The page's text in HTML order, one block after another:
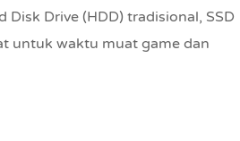
Drive (HDD) tradisional, SSD
untuk waktu muat game dan